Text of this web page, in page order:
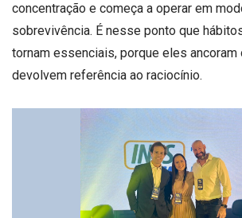
concentração e começa a operar em
sobrevivência. É nesse ponto que
tornam essenciais, porque eles ancoram
devolvem referência ao raciocínio.